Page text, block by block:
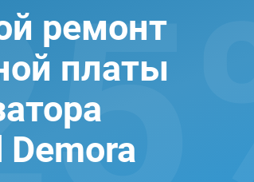
ремонт
платы
Demora